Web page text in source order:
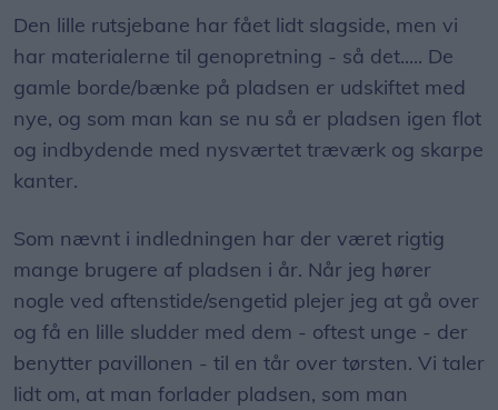
Den lille rutsjebane har fået lidt slagside, men vi
har materialerne til genopretning - så det..... De
gamle borde/bænke på pladsen er udskiftet med
nye, og som man kan se nu så er pladsen igen flot
og indbydende med nysværtet træværk og skarpe
kanter.
Som nævnt i indledningen har der været rigtig
mange brugere af pladsen i år. Når jeg hører
nogle ved aftenstide/sengetid plejer jeg at gå over
og få en lille sludder med dem - oftest unge - der
benytter pavillonen - til en tår over tørsten. Vi taler
lidt om, at man forlader pladsen, som man